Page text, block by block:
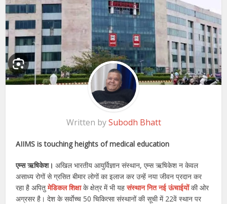
Written bySubodh Bhatt
AIIMS is touching heights of medical education
एम्स ऋषिकेश। अखिल भारतीय आयुर्विज्ञान संस्थान, एम्स ऋषिकेश न केवल
असाध्य रोगों से ग्रसित बीमार लोगों का इलाज कर उन्हें नया जीवन प्रदान कर
रहा है अपितुमेडिकल शिक्षा के क्षेत्र में भी यहसंस्थान नित नई ऊंचाईयों की ओर
अग्रसर है। देश के सर्वाेच्च 50 चिकित्सा संस्थानों की सूची में 22वें स्थान पर